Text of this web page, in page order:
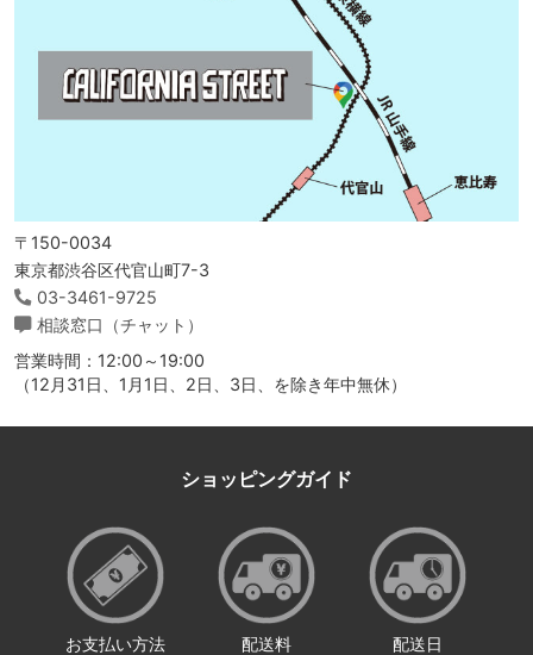
〒150-0034
東京都渋谷区代官山町7-3
03-3461-9725
相談窓口（チャット）
営業時間：12:00～19:00
（12月31日、1月1日、2日、3日、を除き年中無休）
ショッピングガイド
お支払い方法 配送料 配送日